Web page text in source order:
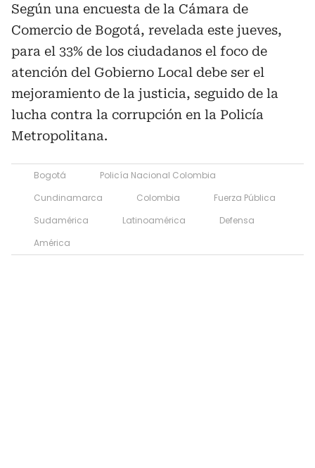
Según una encuesta de la Cámara de
Comercio de Bogotá, revelada este jueves,
para el 33% de los ciudadanos el foco de
atención del Gobierno Local debe ser el
mejoramiento de la justicia, seguido de la
lucha contra la corrupción en la Policía
Metropolitana.
Bogotá
Policía Nacional Colombia
Cundinamarca
Colombia
Fuerza Pública
Sudamérica
Latinoamérica
Defensa
América